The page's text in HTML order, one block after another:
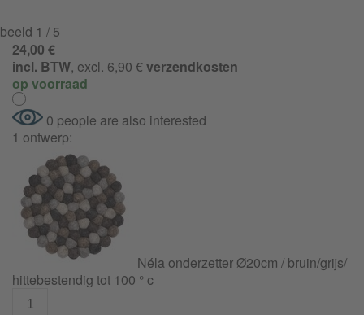
beeld 1 / 5
24,00 €
incl. BTW, excl. 6,90 €verzendkosten
op voorraad
0 people are also interested
1 ontwerp:
Néla onderzetter Ø20cm / bruin/grijs/
hittebestendig tot 100 ° c